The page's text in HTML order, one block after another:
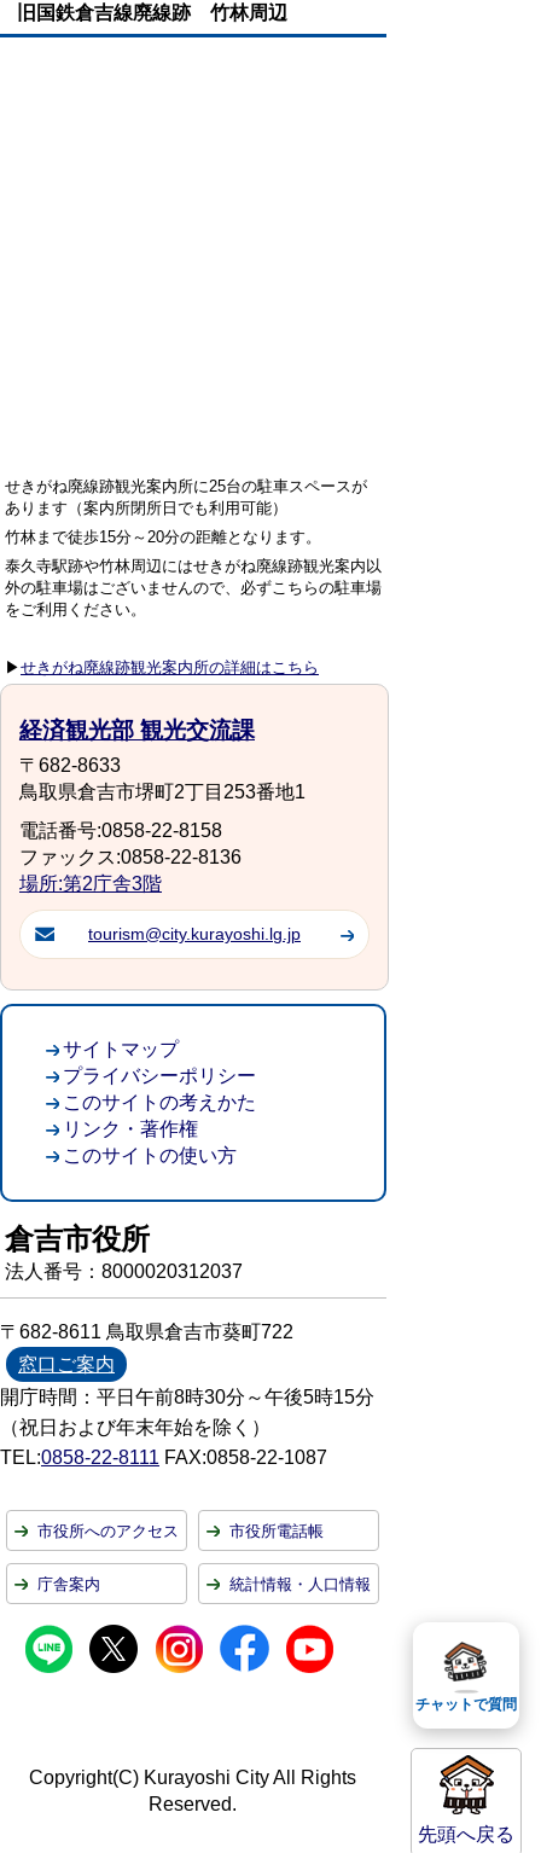
旧国鉄倉吉線廃線跡 竹林周辺
せきがね廃線跡観光案内所に25台の駐車スペースが
あります（案内所閉所日でも利用可能）
竹林まで徒歩15分～20分の距離となります。
泰久寺駅跡や竹林周辺にはせきがね廃線跡観光案内以
外の駐車場はございませんので、必ずこちらの駐車場
をご利用ください。
▶せきがね廃線跡観光案内所の詳細はこちら
経済観光部 観光交流課
〒682-8633
鳥取県倉吉市堺町2丁目253番地1
電話番号:0858-22-8158
ファックス:0858-22-8136
場所:第2庁舎3階
tourism@city.kurayoshi.lg.jp
先頭へ戻る
サイトマップ
プライバシーポリシー
このサイトの考えかた
リンク・著作権
このサイトの使い方
倉吉市役所
法人番号：8000020312037
〒682-8611 鳥取県倉吉市葵町722
窓口ご案内
開庁時間：平日午前8時30分～午後5時15分
（祝日および年末年始を除く）
TEL:0858-22-8111 FAX:0858-22-1087
市役所へのアクセス 市役所電話帳
庁舎案内 統計情報・人口情報
Copyright(C) Kurayoshi City All Rights
Reserved.
チャットで質問